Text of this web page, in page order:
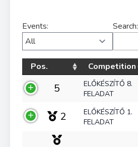
Events: Search:
Pos. Competition
5
ELŐKÉSZÍTŐ 8.
FELADAT
2
ELŐKÉSZÍTŐ 1.
FELADAT